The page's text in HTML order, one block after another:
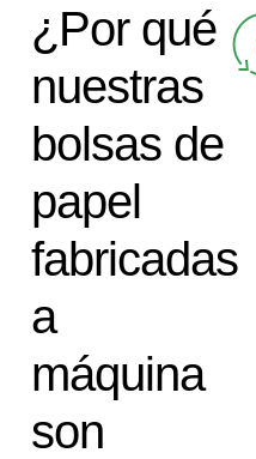
¿Por qué
nuestras
bolsas de
papel
fabricadas
a
máquina
son